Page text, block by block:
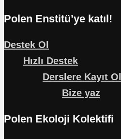
Polen Enstitü’ye katıl!
Destek Ol
Hızlı Destek
Derslere Kayıt Ol
Bize yaz
Polen Ekoloji Kolektifi